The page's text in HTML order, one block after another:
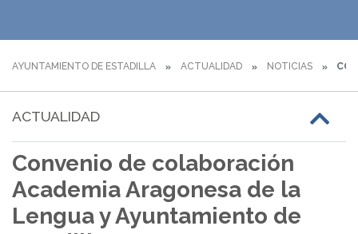
AYUNTAMIENTO DE ESTADILLA ACTUALIDAD NOTICIAS
ACTUALIDAD
Convenio de colaboración
Academia Aragonesa de la
Lengua y Ayuntamiento de